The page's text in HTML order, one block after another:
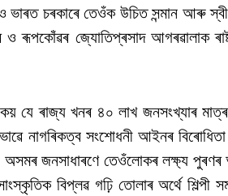
ভাৰত চৰকাৰে তেওঁক উচিত সন্মান আৰু
ৰূপকোঁৱৰ জ্যোতিপ্ৰসাদ আগৰৱালাক
যে ৰাজ্য খনৰ ৪০ লাখ জনসংখ্যাৰ
নাগৰিকত্ব সংশোধনী আইনৰ
জনসাধাৰণে তেওঁলোকৰ লক্ষ্য পুৰণৰ
বিপ্লৱ গঢ়ি তোলাৰ অৰ্থে শিল্পী